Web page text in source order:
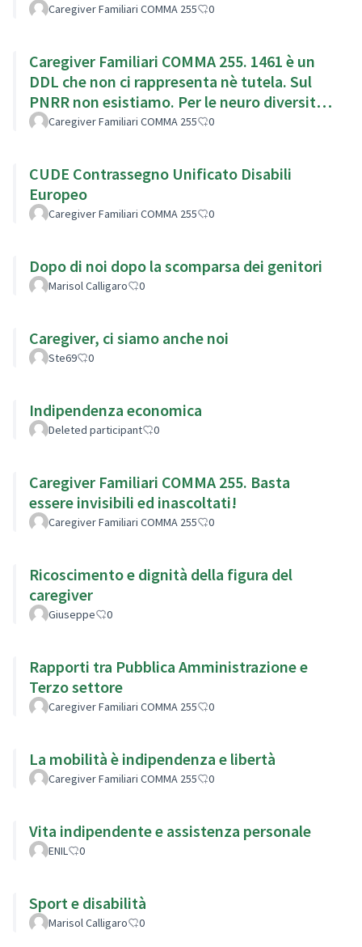
Caregiver Familiari COMMA 255 0
Caregiver Familiari COMMA 255. 1461 è un
DDL che non ci rappresenta nè tutela. Sul
PNRR non esistiamo. Per le neuro diversita
siamo obbligatori
Caregiver Familiari COMMA 255 0
CUDE Contrassegno Unificato Disabili
Europeo
Caregiver Familiari COMMA 255 0
Dopo di noi dopo la scomparsa dei genitori
Marisol Calligaro 0
Caregiver, ci siamo anche noi
Ste69 0
Indipendenza economica
Deleted participant 0
Caregiver Familiari COMMA 255. Basta
essere invisibili ed inascoltati!
Caregiver Familiari COMMA 255 0
Ricoscimento e dignità della figura del
caregiver
Giuseppe 0
Rapporti tra Pubblica Amministrazione e
Terzo settore
Caregiver Familiari COMMA 255 0
La mobilità è indipendenza e libertà
Caregiver Familiari COMMA 255 0
Vita indipendente e assistenza personale
ENIL 0
Sport e disabilità
Marisol Calligaro 0